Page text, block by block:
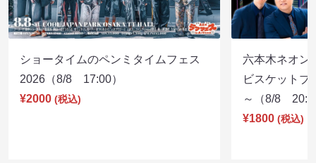
ショータイムのペンミタイムフェス
2026（8/8 17:00）
¥2000 (税込)
六本木ネオン
ビスケットブ
～（8/8
¥1800 (税込)